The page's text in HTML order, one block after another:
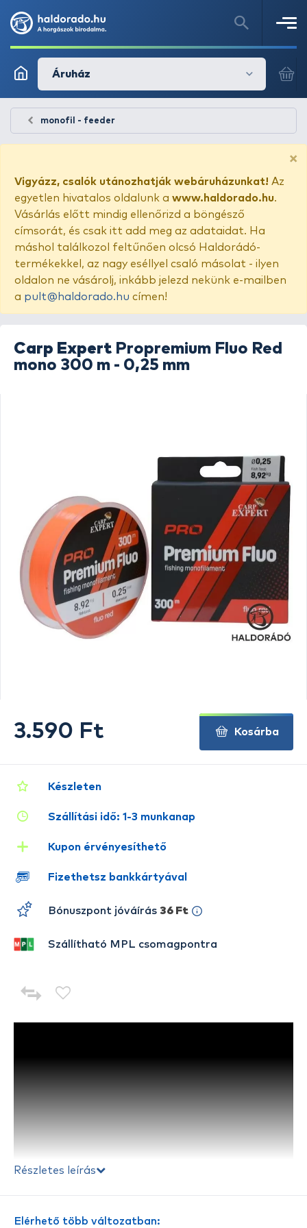
Áruház
monofil - feeder
×
Vigyázz, csalók utánozhatják webáruházunkat! Az
egyetlen hivatalos oldalunk a www.haldorado.hu.
Vásárlás előtt mindig ellenőrizd a böngésző
címsorát, és csak itt add meg az adataidat. Ha
máshol találkozol feltűnően olcsó Haldorádó-
termékekkel, az nagy eséllyel csaló másolat - ilyen
oldalon ne vásárolj, inkább jelezd nekünk e-mailben
a pult@haldorado.hu címen!
Carp Expert Propremium Fluo Red
mono 300 m - 0,25 mm
Részletes leírás
Elérhető több változatban:
Készleten
Szállítási idő: 1-3 munkanap
Kupon érvényesíthető
Fizethetsz bankkártyával
Bónuszpont jóváírás 36 Ft
Szállítható MPL csomagpontra
3.590 Ft Kosárba